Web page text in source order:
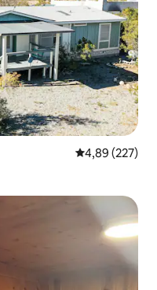
Évaluation
4,89 (227)
appréciés